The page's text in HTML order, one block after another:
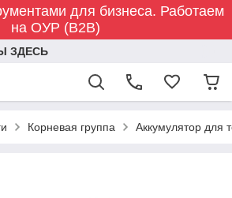
для бизнеса. Работаем
на ОУР (B2B)
ЗДЕСЬ
Корневая группа Аккумулятор для